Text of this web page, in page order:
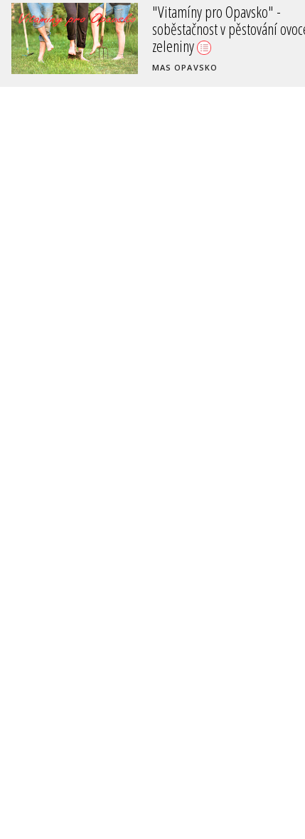
"Vitamíny pro Opavsko" -
soběstačnost v pěstování
zeleniny
MAS OPAVSKO